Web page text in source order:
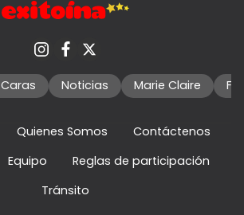
Caras Noticias Marie Claire
Quienes Somos
Contáctenos
Equipo
Reglas de participación
Tránsito